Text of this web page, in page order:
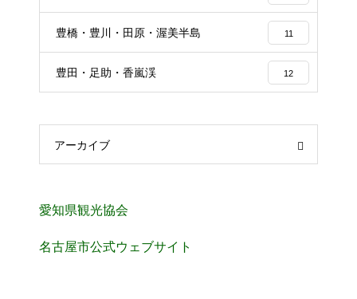
豊橋・豊川・田原・渥美半島 11
豊田・足助・香嵐渓 12
アーカイブ
愛知県観光協会
名古屋市公式ウェブサイト